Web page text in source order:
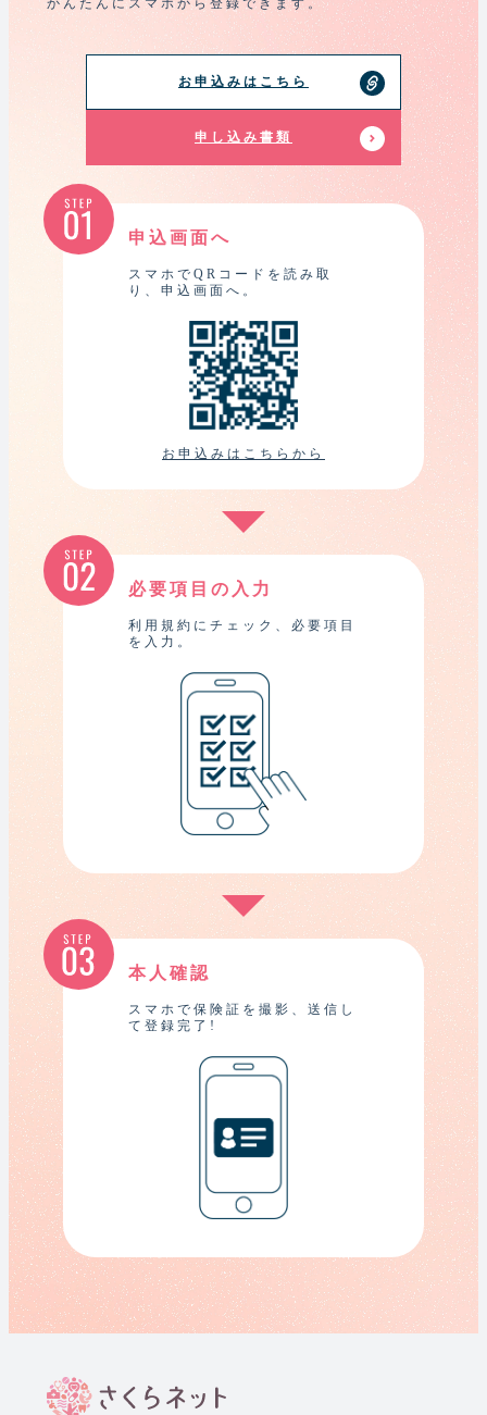
かんたんにスマホから登録できます。
お申込みはこちら
申し込み書類
申込画面へ
スマホでQRコードを読み取
り、申込画面へ。
お申込みはこちらから
必要項目の入力
利用規約にチェック、必要項目
を入力。
本人確認
スマホで保険証を撮影、送信し
て登録完了!